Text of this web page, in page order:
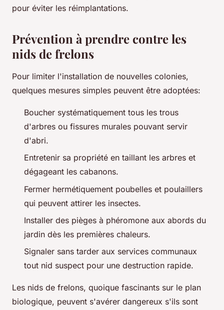
pour éviter les réimplantations.
Prévention à prendre contre les
nids de frelons
Pour limiter l'installation de nouvelles colonies,
quelques mesures simples peuvent être adoptées:
Boucher systématiquement tous les trous
d'arbres ou fissures murales pouvant servir
d'abri.
Entretenir sa propriété en taillant les arbres et
dégageant les cabanons.
Fermer hermétiquement poubelles et poulaillers
qui peuvent attirer les insectes.
Installer des pièges à phéromone aux abords du
jardin dès les premières chaleurs.
Signaler sans tarder aux services communaux
tout nid suspect pour une destruction rapide.
Les nids de frelons, quoique fascinants sur le plan
biologique, peuvent s'avérer dangereux s'ils sont